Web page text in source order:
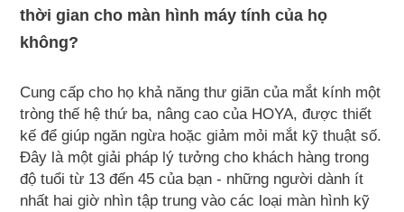
thời gian cho màn hình máy tính của họ
không?
Cung cấp cho họ khả năng thư giãn của mắt kính một
tròng thế hệ thứ ba, nâng cao của HOYA, được thiết
kế để giúp ngăn ngừa hoặc giảm mỏi mắt kỹ thuật số.
Đây là một giải pháp lý tưởng cho khách hàng trong
độ tuổi từ 13 đến 45 của bạn - những người dành ít
nhất hai giờ nhìn tập trung vào các loại màn hình kỹ